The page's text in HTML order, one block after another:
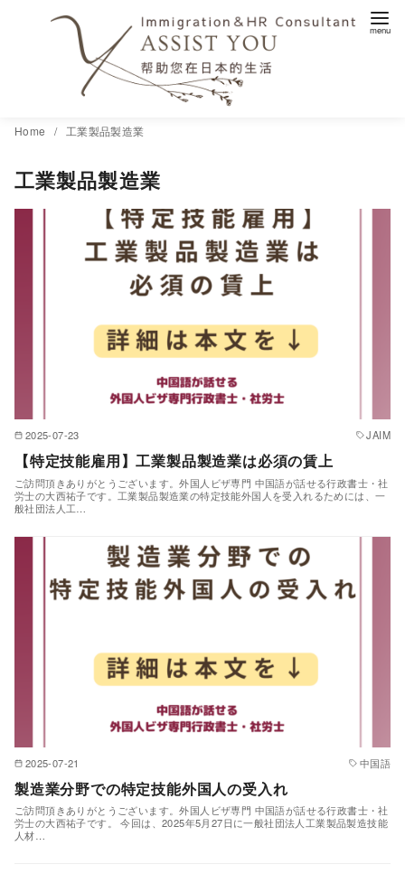
Home 工業製品製造業
工業製品製造業
2025-07-23 JAIM
【特定技能雇用】工業製品製造業は必須の賃上
ご訪問頂きありがとうございます。外国人ビザ専門 中国語が話せる行政書士・社
労士の大西祐子です。工業製品製造業の特定技能外国人を受入れるためには、一
般社団法人工…
2025-07-21 中国語
製造業分野での特定技能外国人の受入れ
ご訪問頂きありがとうございます。外国人ビザ専門 中国語が話せる行政書士・社
労士の大西祐子です。 今回は、2025年5月27日に一般社団法人工業製品製造技能
人材…